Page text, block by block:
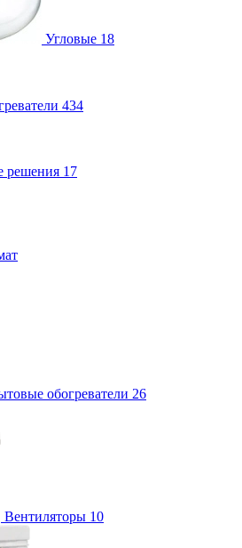
Угловые 18
434
решения 17
обогреватели 26
Вентиляторы 10